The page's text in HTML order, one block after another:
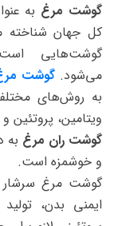
گوشت مرغ به
کل جهان شناخته
گوشت‌هایی
می‌شود. گوشت
به روش‌های
ویتامین،
گوشت ران مرغ به
و خوشمزه است.
ایمنی بدن،